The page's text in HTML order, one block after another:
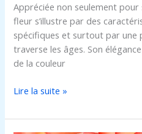
Appréciée non seulement
fleur s’illustre par des
spécifiques et surtout par une
traverse les âges. Son
de la couleur
Lire la suite »